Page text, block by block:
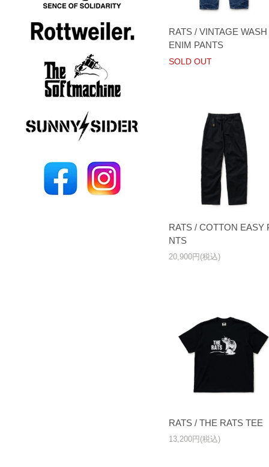
RATS / VINTAGE
ENIM PANTS
SOLD OUT
RATS / COTTON EASY
NTS
20,900円(税込)
RATS / THE RATS TEE
13,200円(税込)